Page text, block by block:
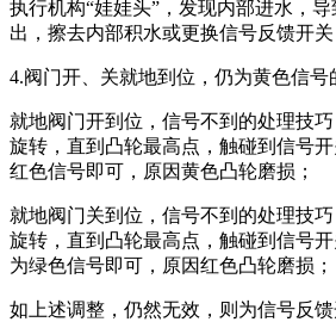
执行机构“娃娃头”，发现内部进水，
出，擦去内部积水或更换信号反馈开关
4.阀门开、关就地到位，仍为黄色信号
就地阀门开到位，信号不到的处理技
旋转，直到凸轮最高点，触碰到信号
红色信号即可，原因黄色凸轮磨损；
就地阀门关到位，信号不到的处理技
旋转，直到凸轮最高点，触碰到信号
为绿色信号即可，原因红色凸轮磨损；
如上述调整，仍然无效，则为信号反